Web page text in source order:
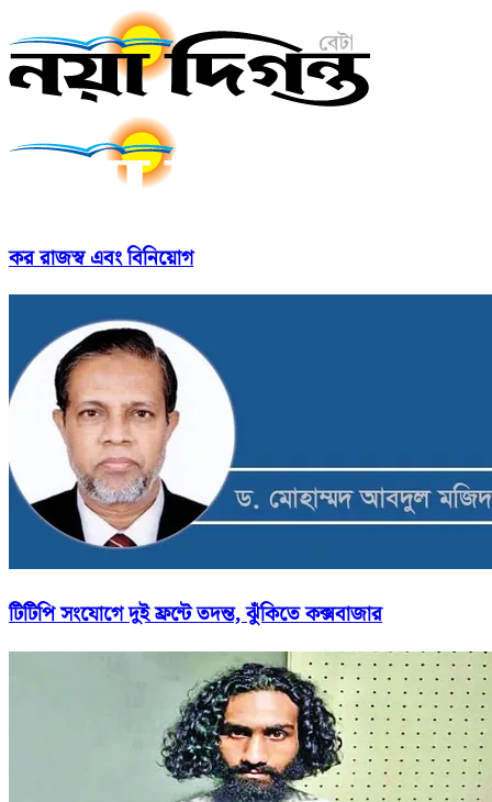
কর রাজস্ব এবং বিনিয়োগ
টিটিপি সংযোগে দুই ফ্রন্টে তদন্ত, ঝুঁকিতে কক্সবাজার